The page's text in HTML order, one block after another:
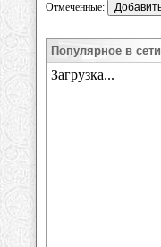
Отмеченные:
Популярное в сети